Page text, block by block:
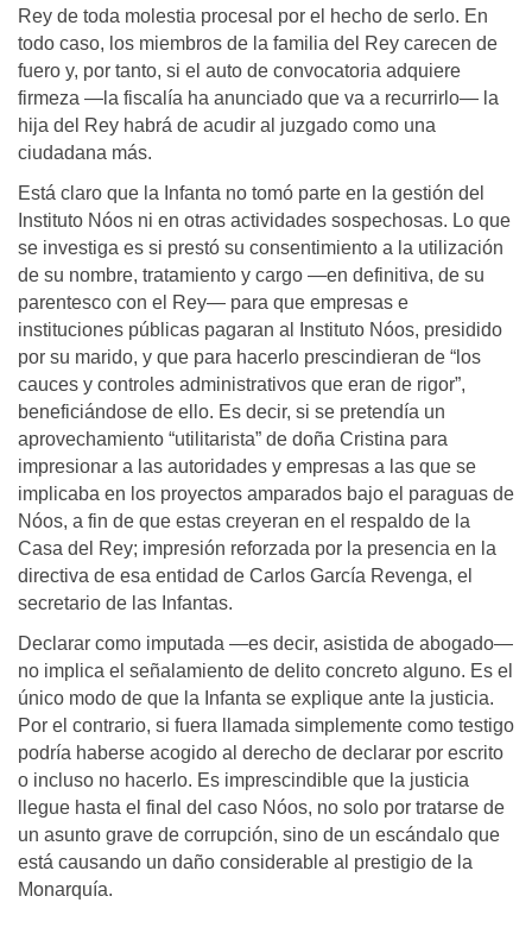
Rey de toda molestia procesal por el hecho de serlo. En
todo caso, los miembros de la familia del Rey carecen de
fuero y, por tanto, si el auto de convocatoria adquiere
firmeza —la fiscalía ha anunciado que va a recurrirlo— la
hija del Rey habrá de acudir al juzgado como una
ciudadana más.
Está claro que la Infanta no tomó parte en la gestión del
Instituto Nóos ni en otras actividades sospechosas. Lo que
se investiga es si prestó su consentimiento a la utilización
de su nombre, tratamiento y cargo —en definitiva, de su
parentesco con el Rey— para que empresas e
instituciones públicas pagaran al Instituto Nóos, presidido
por su marido, y que para hacerlo prescindieran de “los
cauces y controles administrativos que eran de rigor”,
beneficiándose de ello. Es decir, si se pretendía un
aprovechamiento “utilitarista” de doña Cristina para
impresionar a las autoridades y empresas a las que se
implicaba en los proyectos amparados bajo el paraguas de
Nóos, a fin de que estas creyeran en el respaldo de la
Casa del Rey; impresión reforzada por la presencia en la
directiva de esa entidad de Carlos García Revenga, el
secretario de las Infantas.
Declarar como imputada —es decir, asistida de abogado—
no implica el señalamiento de delito concreto alguno. Es el
único modo de que la Infanta se explique ante la justicia.
Por el contrario, si fuera llamada simplemente como testigo
podría haberse acogido al derecho de declarar por escrito
o incluso no hacerlo. Es imprescindible que la justicia
llegue hasta el final del caso Nóos, no solo por tratarse de
un asunto grave de corrupción, sino de un escándalo que
está causando un daño considerable al prestigio de la
Monarquía.